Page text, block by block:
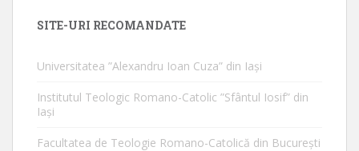
SITE-URI RECOMANDATE
Universitatea ”Alexandru Ioan Cuza” din Iaşi
Institutul Teologic Romano-Catolic ”Sfântul Iosif” din
Iaşi
Facultatea de Teologie Romano-Catolică din Bucureşti